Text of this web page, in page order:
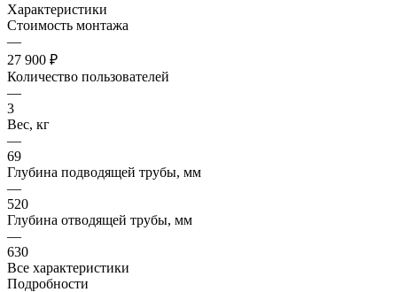
Характеристики
Стоимость монтажа
—
27 900 ₽
Количество пользователей
—
3
Вес, кг
—
69
Глубина подводящей трубы, мм
—
520
Глубина отводящей трубы, мм
—
630
Все характеристики
Подробности